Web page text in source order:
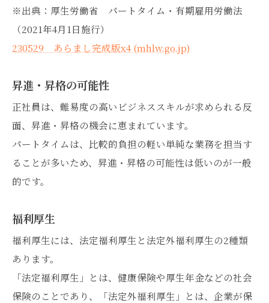
※出典：厚生労働省 パートタイム・有期雇用労働法
（2021年4月1日施行）
230529 あらまし完成版x4 (mhlw.go.jp)
昇進・昇格の可能性
正社員は、難易度の高いビジネススキルが求められる反
面、昇進・昇格の機会に恵まれています。
パートタイムは、比較的負担の軽い単純な業務を担当す
ることが多いため、昇進・昇格の可能性は低いのが一般
的です。
福利厚生
福利厚生には、法定福利厚生と法定外福利厚生の2種類
あります。
「法定福利厚生」とは、健康保険や厚生年金などの社会
保険のことであり、「法定外福利厚生」とは、企業が保